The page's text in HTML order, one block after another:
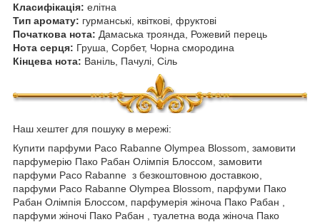
Класифікація: елітна
Тип аромату: гурманські, квіткові, фруктові
Початкова нота: Дамаська троянда, Рожевий перець
Нота серця: Груша, Сорбет, Чорна смородина
Кінцева нота: Ваніль, Пачулі, Сіль
Наш хештег для пошуку в мережі:
Купити парфуми Paco Rabanne Olympea Blossom, замовити
парфумерію Пако Рабан Олімпія Блоссом, замовити
парфуми Paco Rabanne з безкоштовною доставкою,
парфуми Paco Rabanne Olympea Blossom, парфуми Пако
Рабан Олімпія Блоссом, парфумерія жіноча Пако Рабан ,
парфуми жіночі Пако Рабан , туалетна вода жіноча Пако